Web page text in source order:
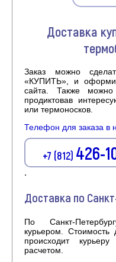
Доставка
Заказ можно
«КУПИТЬ», и
сайта. Также
продиктовав
или термоносков.
Телефон для заказа в
+7 (812) 426-
.
Доставка по
По Санкт-
курьером. Стоимость
происходит
расчетом.